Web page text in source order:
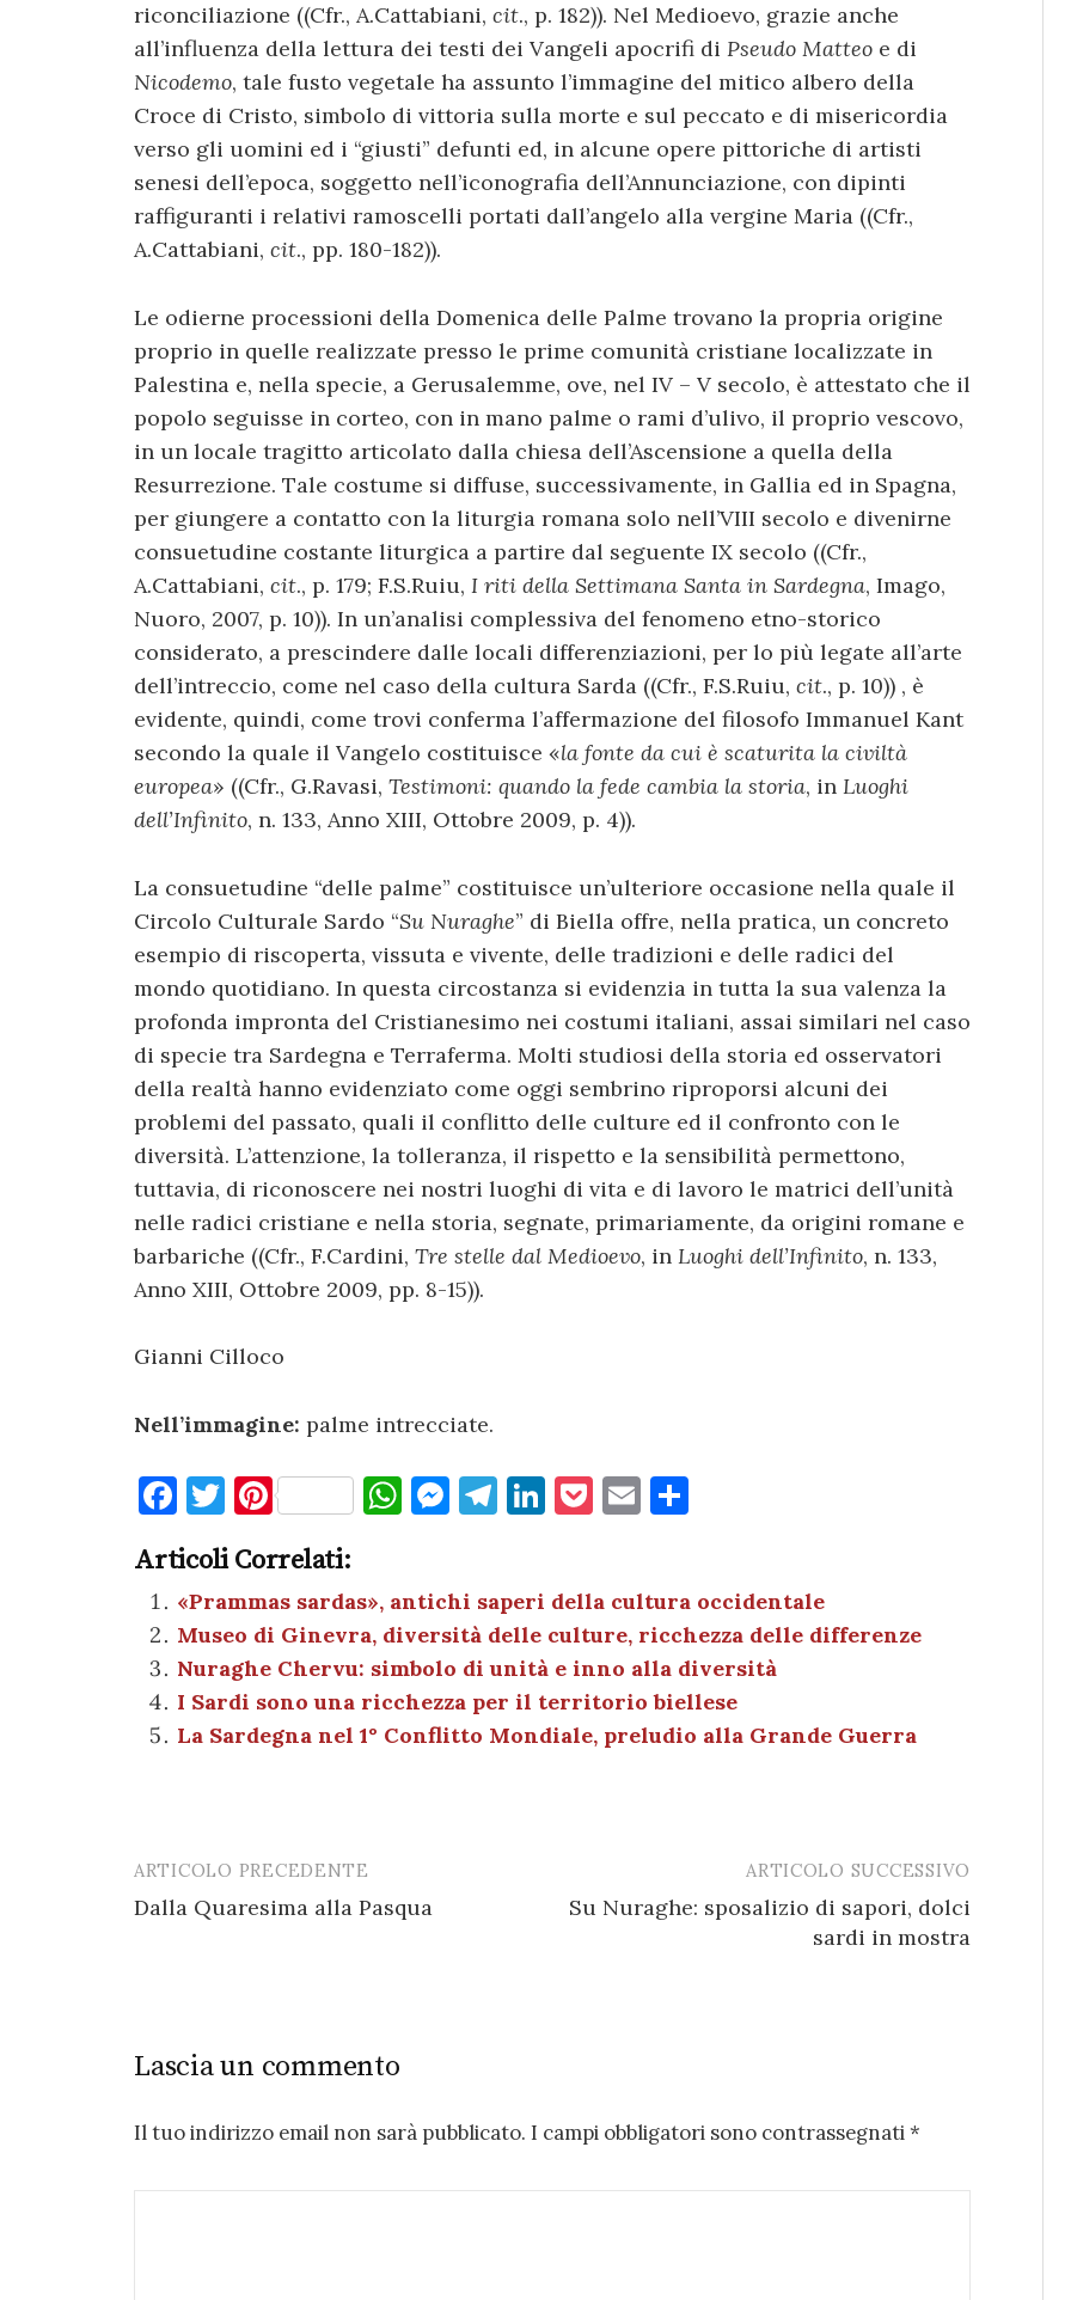
riconciliazione ((Cfr., A.Cattabiani, cit., p. 182)). Nel Medioevo, grazie anche
all’influenza della lettura dei testi dei Vangeli apocrifi di Pseudo Matteo e di
Nicodemo, tale fusto vegetale ha assunto l’immagine del mitico albero della
Croce di Cristo, simbolo di vittoria sulla morte e sul peccato e di misericordia
verso gli uomini ed i “giusti” defunti ed, in alcune opere pittoriche di artisti
senesi dell’epoca, soggetto nell’iconografia dell’Annunciazione, con dipinti
raffiguranti i relativi ramoscelli portati dall’angelo alla vergine Maria ((Cfr.,
A.Cattabiani, cit., pp. 180-182)).
Le odierne processioni della Domenica delle Palme trovano la propria origine
proprio in quelle realizzate presso le prime comunità cristiane localizzate in
Palestina e, nella specie, a Gerusalemme, ove, nel IV – V secolo, è attestato che il
popolo seguisse in corteo, con in mano palme o rami d’ulivo, il proprio vescovo,
in un locale tragitto articolato dalla chiesa dell’Ascensione a quella della
Resurrezione. Tale costume si diffuse, successivamente, in Gallia ed in Spagna,
per giungere a contatto con la liturgia romana solo nell’VIII secolo e divenirne
consuetudine costante liturgica a partire dal seguente IX secolo ((Cfr.,
A.Cattabiani, cit., p. 179; F.S.Ruiu, I riti della Settimana Santa in Sardegna, Imago,
Nuoro, 2007, p. 10)). In un’analisi complessiva del fenomeno etno-storico
considerato, a prescindere dalle locali differenziazioni, per lo più legate all’arte
dell’intreccio, come nel caso della cultura Sarda ((Cfr., F.S.Ruiu, cit., p. 10)) , è
evidente, quindi, come trovi conferma l’affermazione del filosofo Immanuel Kant
secondo la quale il Vangelo costituisce «la fonte da cui è scaturita la civiltà
europea» ((Cfr., G.Ravasi, Testimoni: quando la fede cambia la storia, in Luoghi
dell’Infinito, n. 133, Anno XIII, Ottobre 2009, p. 4)).
La consuetudine “delle palme” costituisce un’ulteriore occasione nella quale il
Circolo Culturale Sardo “Su Nuraghe” di Biella offre, nella pratica, un concreto
esempio di riscoperta, vissuta e vivente, delle tradizioni e delle radici del
mondo quotidiano. In questa circostanza si evidenzia in tutta la sua valenza la
profonda impronta del Cristianesimo nei costumi italiani, assai similari nel caso
di specie tra Sardegna e Terraferma. Molti studiosi della storia ed osservatori
della realtà hanno evidenziato come oggi sembrino riproporsi alcuni dei
problemi del passato, quali il conflitto delle culture ed il confronto con le
diversità. L’attenzione, la tolleranza, il rispetto e la sensibilità permettono,
tuttavia, di riconoscere nei nostri luoghi di vita e di lavoro le matrici dell’unità
nelle radici cristiane e nella storia, segnate, primariamente, da origini romane e
barbariche ((Cfr., F.Cardini, Tre stelle dal Medioevo, in Luoghi dell’Infinito, n. 133,
Anno XIII, Ottobre 2009, pp. 8-15)).
Gianni Cilloco
Nell’immagine: palme intrecciate.
F
c
e
b
o
o
T
it
te
r
Pi
er
es
t
W
s
A
p
p
M
n
g
er
T
gr
a
m
Li
e
dI
n
P
k
et
E
l di
vi
di
Articoli Correlati:
«Prammas sardas», antichi saperi della cultura occidentale
Museo di Ginevra, diversità delle culture, ricchezza delle differenze
Nuraghe Chervu: simbolo di unità e inno alla diversità
I Sardi sono una ricchezza per il territorio biellese
La Sardegna nel 1° Conflitto Mondiale, preludio alla Grande Guerra
Post
navigation
ARTICOLO PRECEDENTE
Dalla Quaresima alla Pasqua
ARTICOLO SUCCESSIVO
Su Nuraghe: sposalizio di sapori, dolci
sardi in mostra
Lascia un commento
Il tuo indirizzo email non sarà pubblicato. I campi obbligatori sono contrassegnati*